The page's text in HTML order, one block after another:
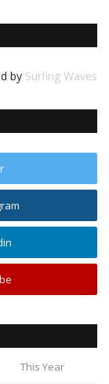
by Surfing Waves
This Year